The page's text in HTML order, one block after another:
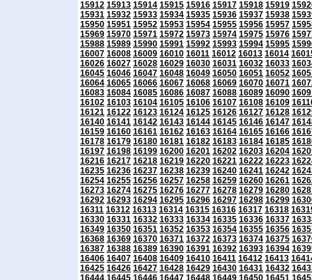
15912 15913 15914 15915 15916 15917 15918 15919
15931 15932 15933 15934 15935 15936 15937 15938
15950 15951 15952 15953 15954 15955 15956 15957
15969 15970 15971 15972 15973 15974 15975 15976
15988 15989 15990 15991 15992 15993 15994 15995
16007 16008 16009 16010 16011 16012 16013 16014
16026 16027 16028 16029 16030 16031 16032 16033
16045 16046 16047 16048 16049 16050 16051 16052
16064 16065 16066 16067 16068 16069 16070 16071
16083 16084 16085 16086 16087 16088 16089 16090
16102 16103 16104 16105 16106 16107 16108 16109
16121 16122 16123 16124 16125 16126 16127 16128
16140 16141 16142 16143 16144 16145 16146 16147
16159 16160 16161 16162 16163 16164 16165 16166
16178 16179 16180 16181 16182 16183 16184 16185
16197 16198 16199 16200 16201 16202 16203 16204
16216 16217 16218 16219 16220 16221 16222 16223
16235 16236 16237 16238 16239 16240 16241 16242
16254 16255 16256 16257 16258 16259 16260 16261
16273 16274 16275 16276 16277 16278 16279 16280
16292 16293 16294 16295 16296 16297 16298 16299
16311 16312 16313 16314 16315 16316 16317 16318
16330 16331 16332 16333 16334 16335 16336 16337
16349 16350 16351 16352 16353 16354 16355 16356
16368 16369 16370 16371 16372 16373 16374 16375
16387 16388 16389 16390 16391 16392 16393 16394
16406 16407 16408 16409 16410 16411 16412 16413
16425 16426 16427 16428 16429 16430 16431 16432
16444 16445 16446 16447 16448 16449 16450 16451